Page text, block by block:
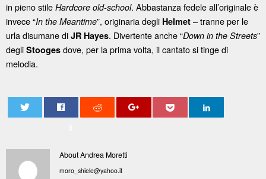
in pieno stile Hardcore old-school. Abbastanza fedele all’originale è
invece “In the Meantime”, originaria degli Helmet – tranne per le
urla disumane di JR Hayes. Divertente anche “Down in the Streets”
degli Stooges dove, per la prima volta, il cantato si tinge di
melodia.
About Andrea Moretti
moro_shiele@yahoo.it